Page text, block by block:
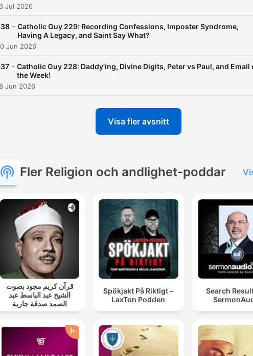
Jul 2026
- Catholic Guy 229: Recording Confessions, Imposter Syndrome,
Having A Legacy, and Saint Say What?
Jun 2026
- Catholic Guy 228: Daddy'ing, Divine Digits, Peter vs Paul, and Email
the Week!
Jun 2026
Visa fler avsnitt
Fler Religion och andlighet-poddar
قرآن كريم مجود بصوت
الشيخ عبد الباسط عبد
الصمد صدقة جارية
Spökjakt På Riktigt –
LaxTon Podden
Search